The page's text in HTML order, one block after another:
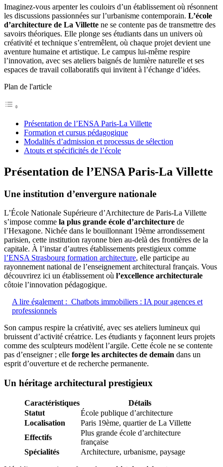
Imaginez-vous arpenter les couloirs d’un établissement où résonnent
les discussions passionnées sur l’urbanisme contemporain. L’école
d’architecture de La Villette ne se contente pas de transmettre des
savoirs théoriques. Elle plonge ses étudiants dans un univers où
créativité et technique s’entremêlent, où chaque projet devient une
aventure humaine et artistique. Le campus lui-même respire
l’innovation, avec ses ateliers baignés de lumière naturelle et ses
espaces de travail collaboratifs qui invitent à l’échange d’idées.
Plan de l'article
Présentation de l’ENSA Paris-La Villette
Formation et cursus pédagogique
Modalités d’admission et processus de sélection
Atouts et spécificités de l’école
Présentation de l’ENSA Paris-La Villette
Une institution d’envergure nationale
L’École Nationale Supérieure d’Architecture de Paris-La Villette
s’impose comme la plus grande école d’architecture de
l’Hexagone. Nichée dans le bouillonnant 19ème arrondissement
parisien, cette institution rayonne bien au-delà des frontières de la
capitale. À l’instar d’autres établissements prestigieux comme
l’ENSA Strasbourg formation architecture, elle participe au
rayonnement national de l’enseignement architectural français. Vous
découvrirez ici un établissement où l’excellence architecturale
côtoie l’innovation pédagogique.
A lire également : Chatbots immobiliers : IA pour agences et
professionnels
Son campus respire la créativité, avec ses ateliers lumineux qui
bruissent d’activité créatrice. Les étudiants y façonnent leurs projets
comme des sculpteurs modèlent l’argile. Cette école ne se contente
pas d’enseigner ; elle forge les architectes de demain dans un
esprit d’ouverture et de recherche permanente.
Un héritage architectural prestigieux
Caractéristiques
Détails
Statut
École publique d’architecture
Localisation
Paris 19ème, quartier de La Villette
Effectifs
Plus grande école d’architecture
française
Spécialités
Architecture, urbanisme, paysage